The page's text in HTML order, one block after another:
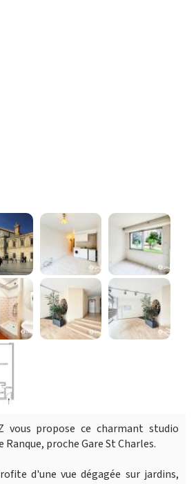
vous propose ce charmant studio
proche Gare St Charles.
d'une vue dégagée sur jardins,